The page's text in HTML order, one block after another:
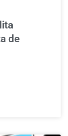
de